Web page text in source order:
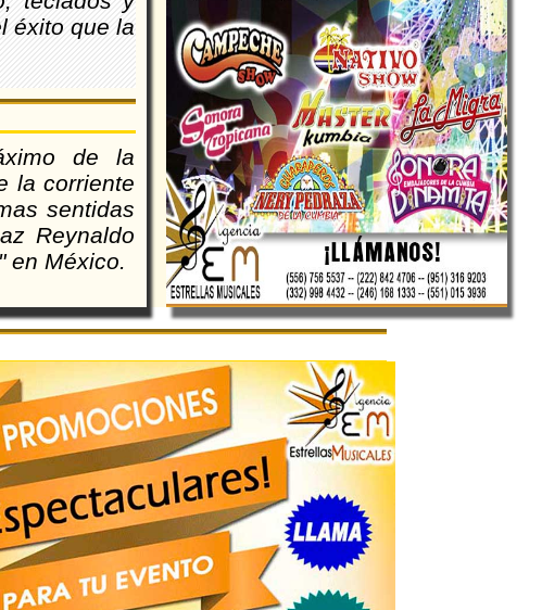
éxito que la
de la
la corriente
sentidas
Reynaldo
en México.